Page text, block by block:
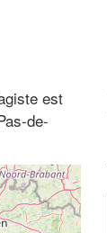
est
de-